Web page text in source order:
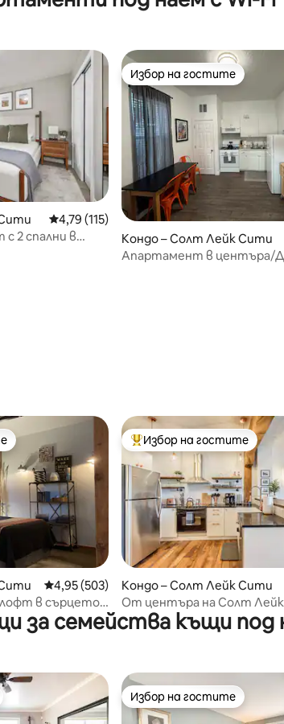
Средна оценка: 4,79 от 5, 115 отзива
4,79 (115)
2 спални в
Избор на гостите
Избор на гостите
Кондо – Солт Лейк Сити
Апартамент в центъра/
на гостите
Средна оценка: 4,95 от 5, 503 отзива
4,95 (503)
в сърцето
Лейк Сити
Най-популярен избор на
Избор на гостите
Кондо – Солт Лейк Сити
От центъра на Солт
пеша до Солт Палас/
хидромасажна вана
за семейства къщи под
Избор на гостите
Избор на гостите